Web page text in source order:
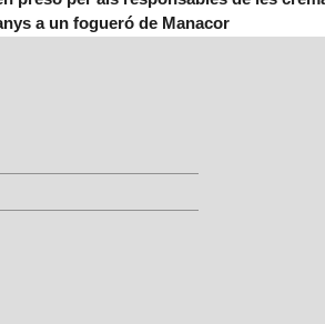
a un fogueró de Manacor